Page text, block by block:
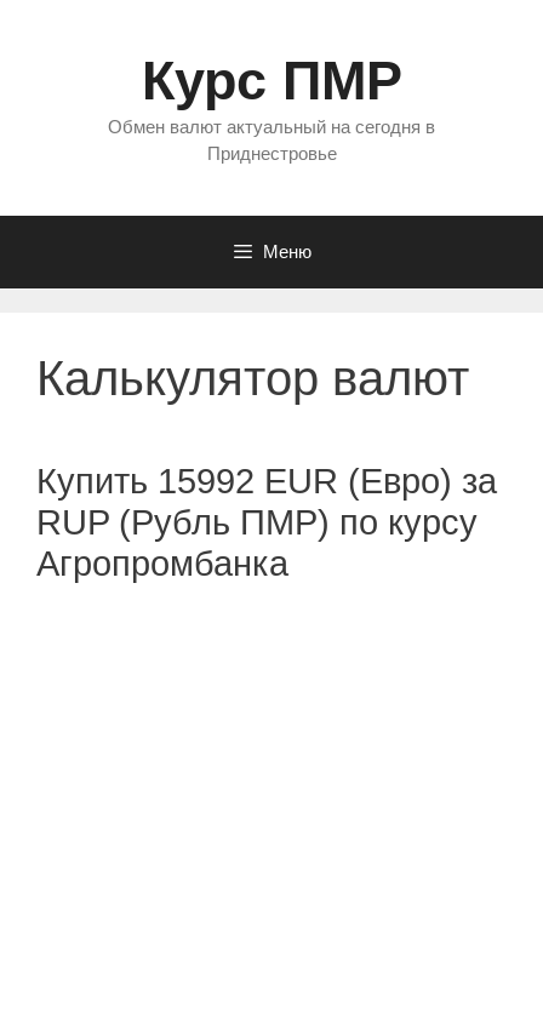
Курс ПМР
Обмен валют актуальный на сегодня в
Приднестровье
Меню
Калькулятор валют
Купить 15992 EUR (Евро) за
RUP (Рубль ПМР) по курсу
Агропромбанка